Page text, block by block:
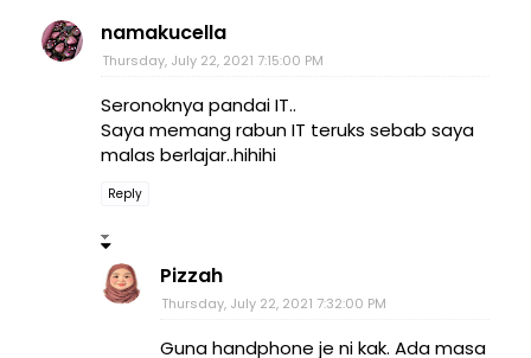
namakucella
Thursday, July 22, 2021 7:15:00 PM
Seronoknya pandai IT..
Saya memang rabun IT teruks sebab saya
malas berlajar..hihihi
Reply
Pizzah
Thursday, July 22, 2021 7:32:00 PM
Guna handphone je ni kak. Ada masa